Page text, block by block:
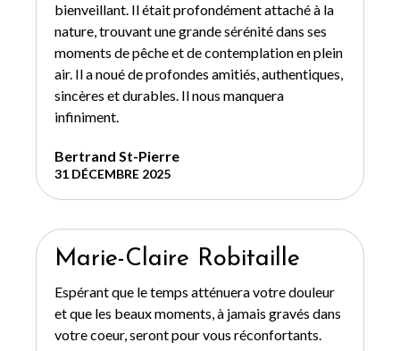
bienveillant. Il était profondément attaché à la
nature, trouvant une grande sérénité dans ses
moments de pêche et de contemplation en plein
air. Il a noué de profondes amitiés, authentiques,
sincères et durables. Il nous manquera
infiniment.
Bertrand St-Pierre
31 DÉCEMBRE 2025
Marie-Claire Robitaille
Espérant que le temps atténuera votre douleur
et que les beaux moments, à jamais gravés dans
votre coeur, seront pour vous réconfortants.